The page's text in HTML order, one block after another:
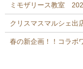
ミモザリース教室
クリスマスマルシェ出
春の新企画！！コラボ